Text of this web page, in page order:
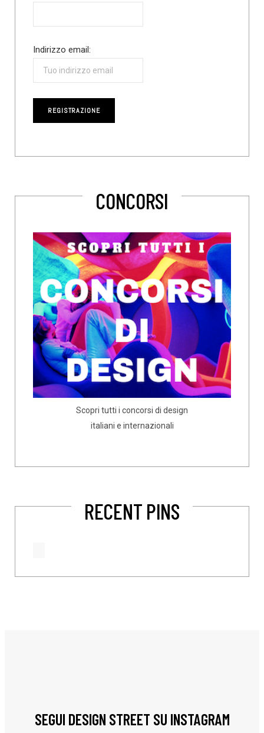
Indirizzo email:
CONCORSI
Scopri tutti i concorsi di design
italiani e internazionali
RECENT PINS
SEGUI DESIGN STREET SU INSTAGRAM